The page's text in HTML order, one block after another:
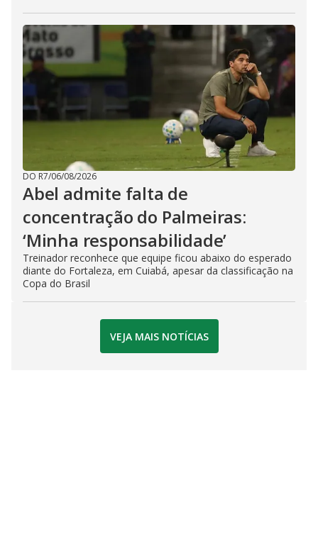
DO R7/06/08/2026
Abel admite falta de
concentração do Palmeiras:
‘Minha responsabilidade’
Treinador reconhece que equipe ficou abaixo do esperado
diante do Fortaleza, em Cuiabá, apesar da classificação na
Copa do Brasil
VEJA MAIS NOTÍCIAS